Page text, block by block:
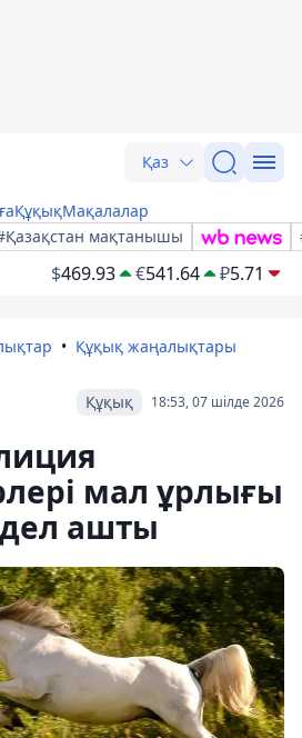
Қаз
ҚұқықМақалалар
мақтанышы
$469.93 €541.64 ₽5.71
Құқық жаңалықтары
18:53, 07 шілде 2026
Құқық
мал ұрлығы
ашты